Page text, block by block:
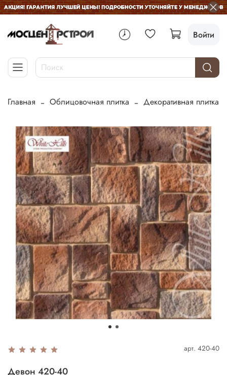
Войти
Главная Облицовочная плитка Декоративная плитка
арт. 420-40
Девон 420-40